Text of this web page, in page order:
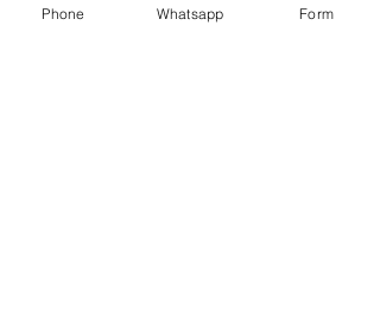
hinterlässt jedoch einen bleibenden
Phone Whatsapp Form